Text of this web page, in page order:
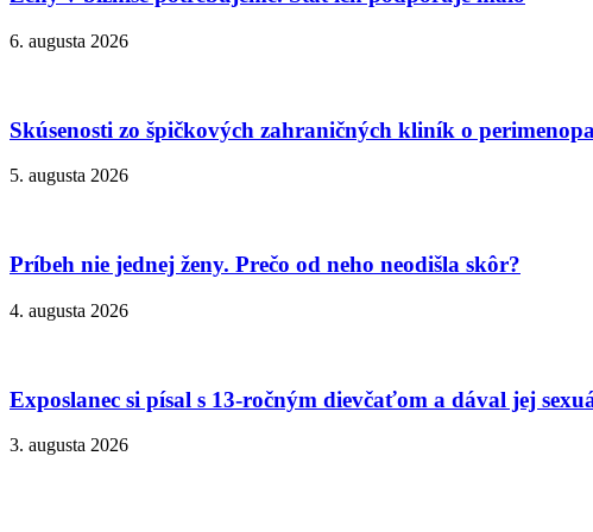
6. augusta 2026
Skúsenosti zo špičkových zahraničných kliník o
5. augusta 2026
Príbeh nie jednej ženy. Prečo od neho neodišla skôr?
4. augusta 2026
Exposlanec si písal s 13-ročným dievčaťom a dával jej
3. augusta 2026